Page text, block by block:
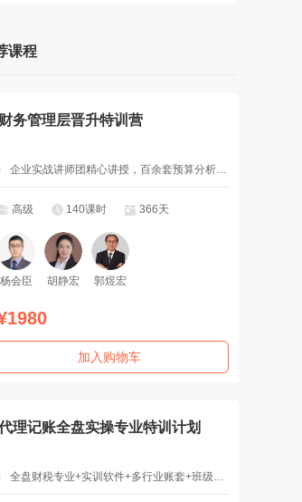
课程
财务管理层晋升特训营
企业实战讲师团精心讲授，百余套预算分析决策管理工具模板
高级 140课时 366天
杨会臣 胡静宏 郭煜宏
加入购物车
理记账全盘实操专业特训计划
全盘财税专业+实训软件+多行业账套+班级辅导